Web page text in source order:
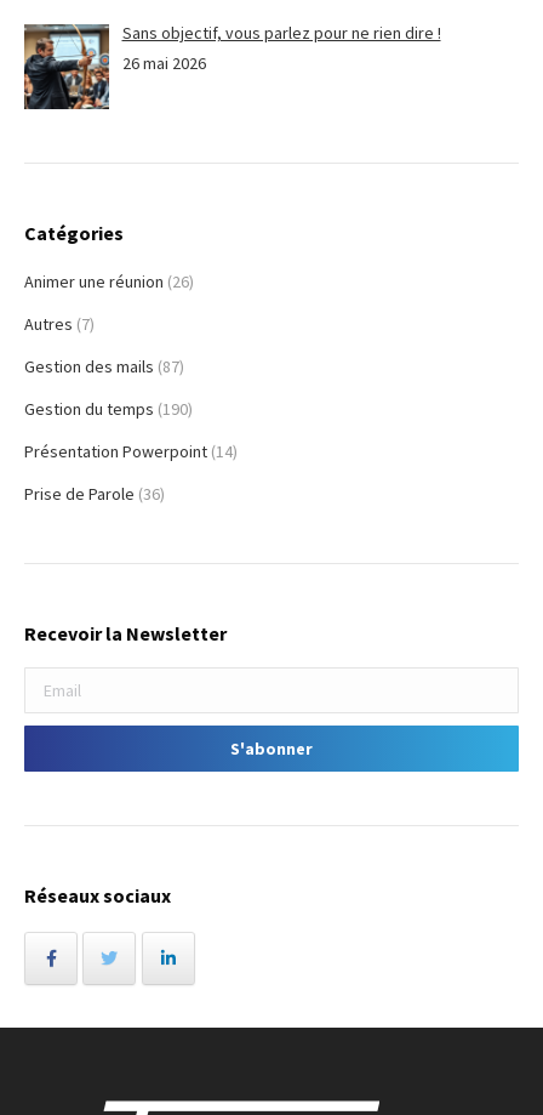
Sans objectif, vous parlez pour ne rien dire !
26 mai 2026
Catégories
Animer une réunion (26)
Autres (7)
Gestion des mails (87)
Gestion du temps (190)
Présentation Powerpoint (14)
Prise de Parole (36)
Recevoir la Newsletter
Réseaux sociaux